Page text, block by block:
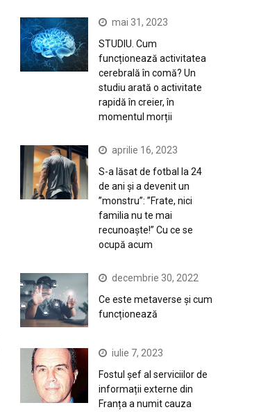
mai 31, 2023
STUDIU. Cum
funcționează activitatea
cerebrală în comă? Un
studiu arată o activitate
rapidă în creier, în
momentul morții
aprilie 16, 2023
S-a lăsat de fotbal la 24
de ani și a devenit un
”monstru”: ”Frate, nici
familia nu te mai
recunoaște!” Cu ce se
ocupă acum
decembrie 30, 2022
Ce este metaverse și cum
funcționează
iulie 7, 2023
Fostul șef al serviciilor de
informații externe din
Franța a numit cauza